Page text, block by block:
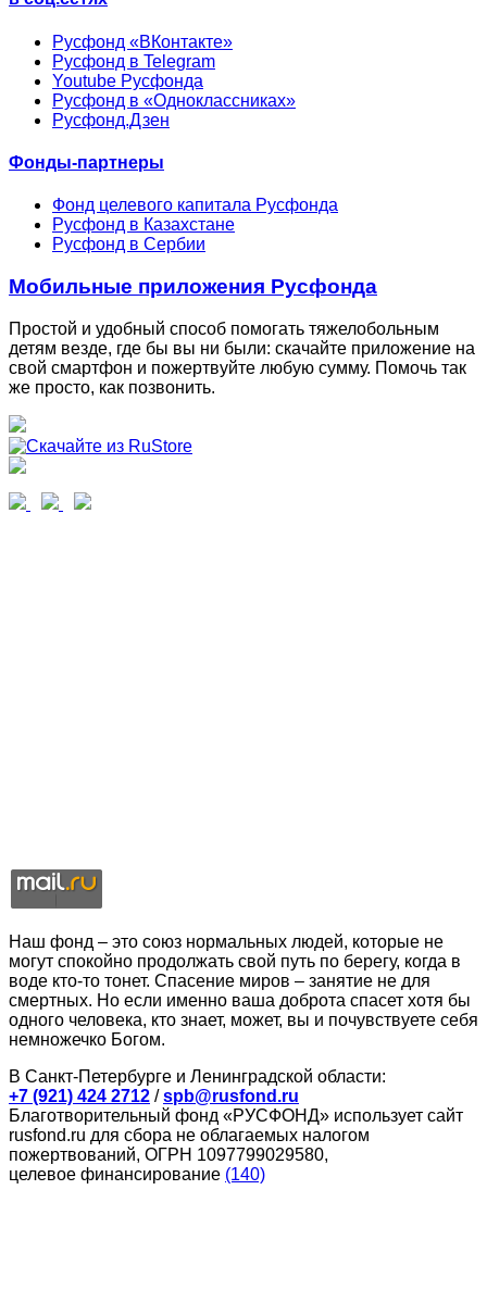
Русфонд «ВКонтакте»
Русфонд в Telegram
Youtube Русфонда
Русфонд в «Одноклассниках»
Русфонд.Дзен
Фонды-партнеры
Фонд целевого капитала Русфонда
Русфонд в Казахстане
Русфонд в Сербии
Мобильные приложения Русфонда
Простой и удобный способ помогать тяжелобольным
детям везде, где бы вы ни были: скачайте приложение на
свой смартфон и пожертвуйте любую сумму. Помочь так
же просто, как позвонить.
Наш фонд – это союз нормальных людей, которые не
могут спокойно продолжать свой путь по берегу, когда в
воде кто-то тонет. Спасение миров – занятие не для
смертных. Но если именно ваша доброта спасет хотя бы
одного человека, кто знает, может, вы и почувствуете себя
немножечко Богом.
В Санкт-Петербурге и Ленинградской области:
+7 (921) 424 2712 /spb@rusfond.ru
Благотворительный фонд «РУСФОНД» использует сайт
rusfond.ru для сбора не облагаемых налогом
пожертвований, ОГРН 1097799029580,
целевое финансирование (140)